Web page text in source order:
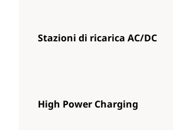
Stazioni di ricarica AC/DC
High Power Charging